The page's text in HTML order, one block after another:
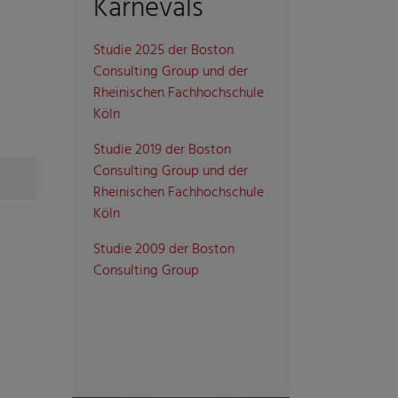
Studie 2025 der Boston
Consulting Group und der
Rheinischen Fachhochschule
Köln
Studie 2019 der Boston
Consulting Group und der
Rheinischen Fachhochschule
Köln
Studie 2009 der Boston
Consulting Group